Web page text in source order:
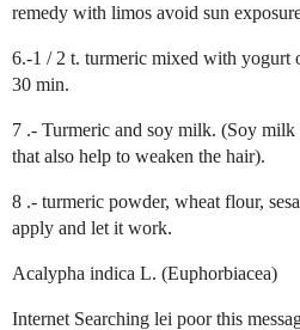
remedy with limos avoid sun
6.-1 / 2 t. turmeric mixed with yogurt
30 min.
7 .- Turmeric and soy milk. (Soy milk
that also help to weaken the hair).
8 .- turmeric powder, wheat flour,
apply and let it work.
Acalypha indica L. (Euphorbiacea)
Internet Searching lei poor this